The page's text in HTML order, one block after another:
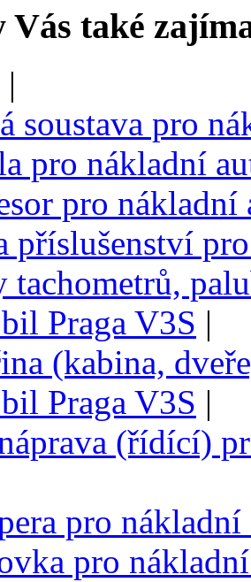
Vás také
|
soustava pro
pro nákladní
pro nákladní
příslušenství
tachometrů,
Praga V3S |
(kabina,
Praga V3S |
(řídící)
pro
pro